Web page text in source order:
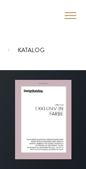
KATALOG